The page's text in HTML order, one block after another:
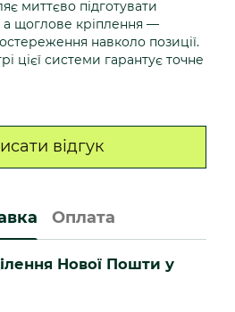
миттєво підготувати
а щоглове кріплення —
навколо позиції.
цієї системи гарантує точне
відгук
Оплата
Нової Пошти у